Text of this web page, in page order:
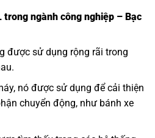
trong ngành công nghiệp – Bạc
được sử dụng rộng rãi trong
nó được sử dụng để cải thiện
chuyển động, như bánh xe